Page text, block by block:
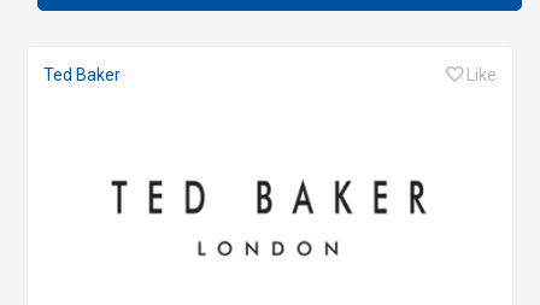
Ted Baker Like